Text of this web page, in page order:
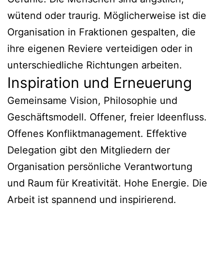
wütend oder traurig. Möglicherweise ist die
Organisation in Fraktionen gespalten, die
ihre eigenen Reviere verteidigen oder in
unterschiedliche Richtungen arbeiten.
Inspiration und Erneuerung
Gemeinsame Vision, Philosophie und
Geschäftsmodell. Offener, freier Ideenfluss.
Offenes Konfliktmanagement. Effektive
Delegation gibt den Mitgliedern der
Organisation persönliche Verantwortung
und Raum für Kreativität. Hohe Energie. Die
Arbeit ist spannend und inspirierend.